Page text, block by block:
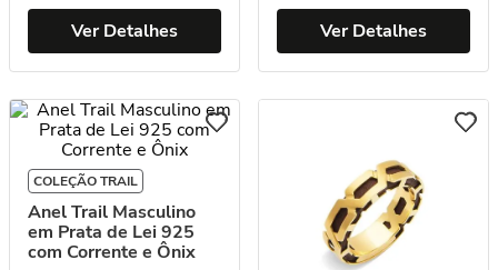
Ver Detalhes Ver Detalhes
COLEÇÃO TRAIL
Anel Trail Masculino
em Prata de Lei 925
com Corrente e Ônix